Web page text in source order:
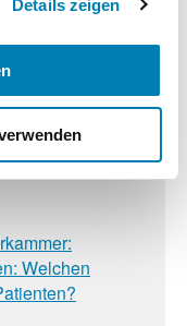
Details zeigen
Welchen